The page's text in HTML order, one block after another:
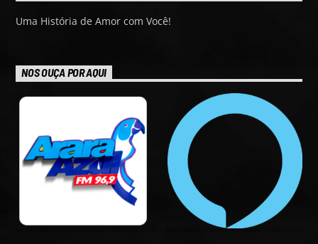
Uma História de Amor com Você!
NOS OUÇA POR AQUI